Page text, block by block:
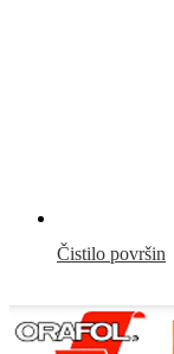
Čistilo površin